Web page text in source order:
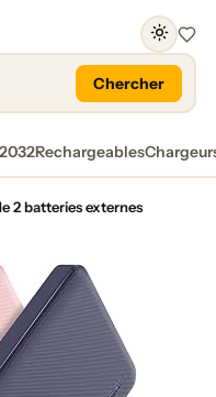
Chercher
Rechargeables
2 batteries externes